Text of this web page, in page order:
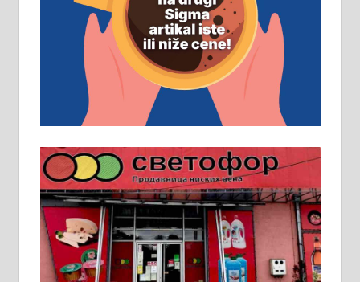
Рудник и флотација Рудник
д.о.о. Рудник запошљава 20
помоћника рудара. Услови:
Основна школа, пожељно радно
искуство на истим и сличним
пословима, али не и неопходан
услов. Обезбеђен смештај,
превоз, исхрана. 032/57-41-122 –
локал 22
Пружам услуге завршних радова
у грађевини, хидроизолације и
молерских радова. 061/25-28-058
Ало таксију потребан возач са Б
категоријом. 064/02-85-511